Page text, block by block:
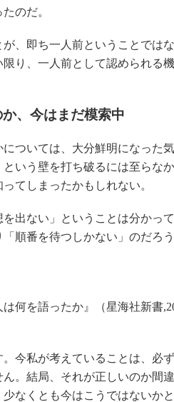
のだ。
、即ち一人前ということでは
り、一人前として認められる
、今はまだ模索中
ついては、大分鮮明になった
いう壁を打ち破るには至らな
てしまったかもしれない。
出ない」ということは分かって
順番を待つしかない」のだろ
何を語ったか』（星海社新書
今私が考えていることは、必
。結局、それが正しいのか間
なくとも今はこうではないか